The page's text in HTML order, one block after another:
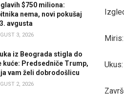
$750 miliona:
nema, novi pokušaj
avgusta
3, 2026
iz Beograda stigla do
kuće: Predsedniče Trump,
vam želi dobrodošlicu
2, 2026